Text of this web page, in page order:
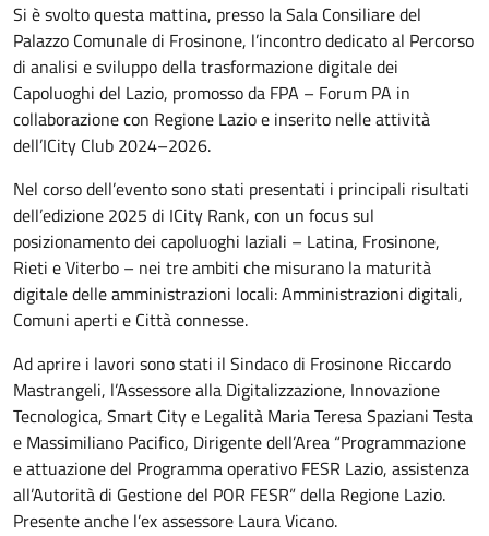
Si è svolto questa mattina, presso la Sala Consiliare del
Palazzo Comunale di Frosinone, l’incontro dedicato al Percorso
di analisi e sviluppo della trasformazione digitale dei
Capoluoghi del Lazio, promosso da FPA – Forum PA in
collaborazione con Regione Lazio e inserito nelle attività
dell’ICity Club 2024–2026.
Nel corso dell’evento sono stati presentati i principali risultati
dell’edizione 2025 di ICity Rank, con un focus sul
posizionamento dei capoluoghi laziali – Latina, Frosinone,
Rieti e Viterbo – nei tre ambiti che misurano la maturità
digitale delle amministrazioni locali: Amministrazioni digitali,
Comuni aperti e Città connesse.
Ad aprire i lavori sono stati il Sindaco di Frosinone Riccardo
Mastrangeli, l’Assessore alla Digitalizzazione, Innovazione
Tecnologica, Smart City e Legalità Maria Teresa Spaziani Testa
e Massimiliano Pacifico, Dirigente dell’Area “Programmazione
e attuazione del Programma operativo FESR Lazio, assistenza
all’Autorità di Gestione del POR FESR” della Regione Lazio.
Presente anche l’ex assessore Laura Vicano.